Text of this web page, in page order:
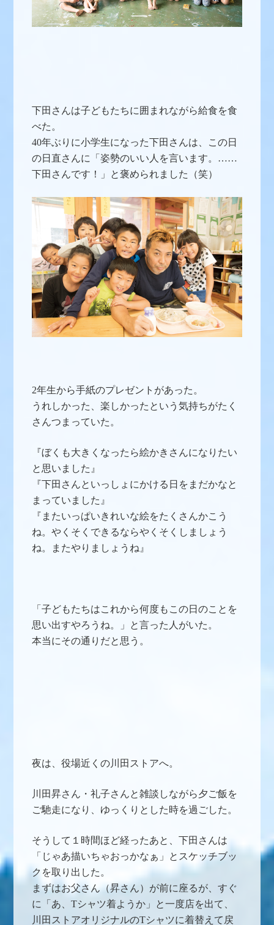
下田さんは子どもたちに囲まれながら給食を食
べた。
40年ぶりに小学生になった下田さんは、この日
の日直さんに「姿勢のいい人を言います。……
下田さんです！」と褒められました（笑）
2年生から手紙のプレゼントがあった。
うれしかった、楽しかったという気持ちがたく
さんつまっていた。
『ぼくも大きくなったら絵かきさんになりたい
と思いました』
『下田さんといっしょにかける日をまだかなと
まっていました』
『またいっぱいきれいな絵をたくさんかこう
ね。やくそくできるならやくそくしましょう
ね。またやりましょうね』
「子どもたちはこれから何度もこの日のことを
思い出すやろうね。」と言った人がいた。
本当にその通りだと思う。
夜は、役場近くの川田ストアへ。
川田昇さん・礼子さんと雑談しながら夕ご飯を
ご馳走になり、ゆっくりとした時を過ごした。
そうして１時間ほど経ったあと、下田さんは
「じゃあ描いちゃおっかなぁ」とスケッチブッ
クを取り出した。
まずはお父さん（昇さん）が前に座るが、すぐ
に「あ、Tシャツ着ようか」と一度店を出て、
川田ストアオリジナルのTシャツに着替えて戻